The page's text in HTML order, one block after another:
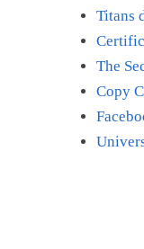
Titans
The
Copy